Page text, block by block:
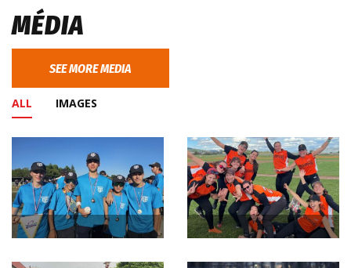
MÉDIA
SEE MORE MEDIA
ALL IMAGES
image image